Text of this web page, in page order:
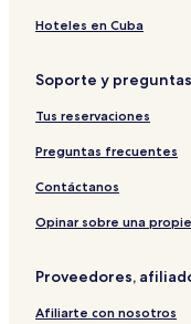
Hoteles con alberca
Hoteles de lujo en
Hoteles cerca de
Apart-Hoteles en
Hoteles en Casco
Hoteles cerca de
Apart-Hoteles en
Apart-Hoteles en
Hoteles en Cuba
Soporte y
Tus reservaciones
Preguntas frecuentes
Contáctanos
Opinar sobre una
Proveedores,
Afiliarte con nosotros